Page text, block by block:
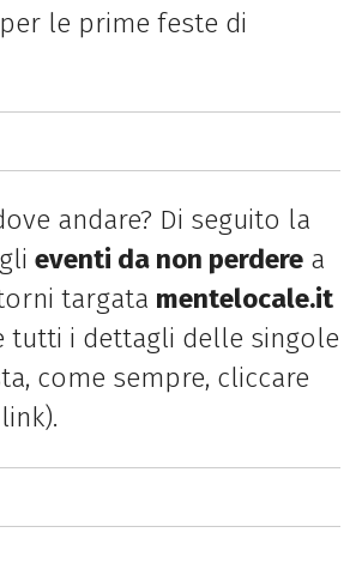
le prime feste di
andare? Di seguito la
eventi da non perderea
targata mentelocale.it
tutti i dettagli delle singole
come sempre, cliccare